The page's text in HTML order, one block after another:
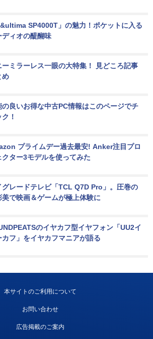
SP4000T」の魅力！ポケットに入る
ディオの醍醐味
ーミラーレス一眼の大特集！ 見どころ記事
め
の良いお得な中古PC情報はこのページでチ
！
プライムデー過去最安! Anker注目プロ
クター3モデルを使ってみた
グレードテレビ「TCL Q7D Pro」。圧巻の
美で映画＆ゲームが極上体験に
のイヤカフ型イヤフォン「UU2イ
カフ」をイヤカフマニアが語る
本サイトのご利用について
お問い合わせ
広告掲載のご案内